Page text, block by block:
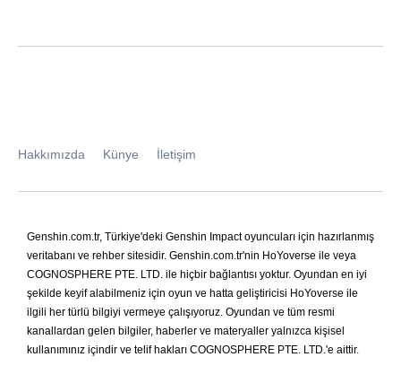
Hakkımızda Künye İletişim
Genshin.com.tr, Türkiye'deki Genshin Impact oyuncuları için hazırlanmış
veritabanı ve rehber sitesidir. Genshin.com.tr'nin HoYoverse ile veya
COGNOSPHERE PTE. LTD. ile hiçbir bağlantısı yoktur. Oyundan en iyi
şekilde keyif alabilmeniz için oyun ve hatta geliştiricisi HoYoverse ile
ilgili her türlü bilgiyi vermeye çalışıyoruz. Oyundan ve tüm resmi
kanallardan gelen bilgiler, haberler ve materyaller yalnızca kişisel
kullanımınız içindir ve telif hakları COGNOSPHERE PTE. LTD.'e aittir.